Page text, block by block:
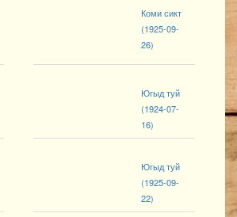
Коми сикт
(1925-09-
26)
Югыд туй
(1924-07-
16)
Югыд туй
(1925-09-
22)